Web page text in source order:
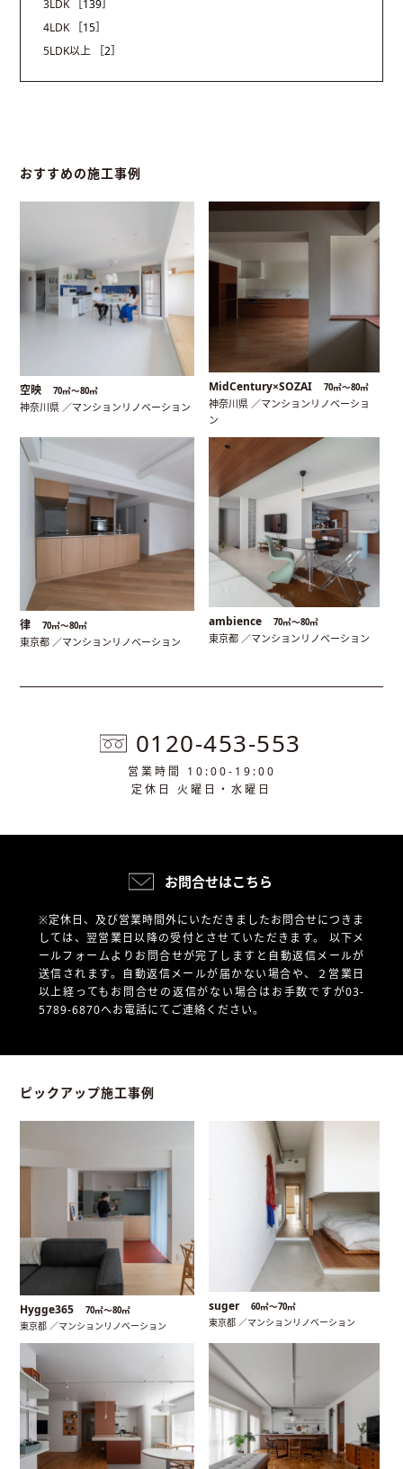
3LDK
［139］
4LDK
［15］
5LDK以上
［2］
おすすめの施工事例
空映 70㎡〜80㎡
神奈川県 ／マンションリノベーション
MidCentury×SOZAI 70㎡〜80㎡
神奈川県 ／マンションリノベーショ
ン
律 70㎡〜80㎡
東京都 ／マンションリノベーション
ambience 70㎡〜80㎡
東京都 ／マンションリノベーション
0120-453-553
営業時間 10:00-19:00
定休日 火曜日・水曜日
お問合せはこちら
※定休日、及び営業時間外にいただきましたお問合せにつきま
しては、翌営業日以降の受付とさせていただきます。 以下メ
ールフォームよりお問合せが完了しますと自動返信メールが
送信されます。自動返信メールが届かない場合や、
２営業日
以上経ってもお問合せの返信がない場合はお手数ですが03-
5789-6870へお電話にてご連絡ください。
ピックアップ施工事例
Hygge365 70㎡〜80㎡
東京都 ／マンションリノベーション
suger 60㎡〜70㎡
東京都 ／マンションリノベーション